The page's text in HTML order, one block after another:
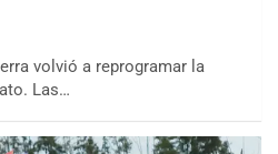
volvió a reprogramar la
Las…